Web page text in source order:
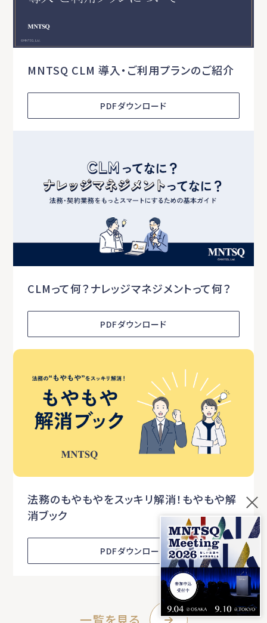
MNTSQ CLM 導入・ご利用プランのご紹介
PDFダウンロード
CLMって何？ナレッジマネジメントって何？
PDFダウンロード
法務のもやもやをスッキリ解消！もやもや解
消ブック
PDFダウンロード